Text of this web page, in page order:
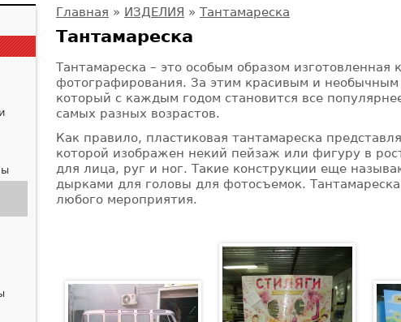
Вы здесь
Главная » ИЗДЕЛИЯ » Тантамареска
Тантамареска
Тантамареска – это особым образом изготовленная
фотографирования. За этим красивым и необычным
который с каждым годом становится все
самых разных возрастов.
Как правило, пластиковая тантамареска
которой изображен некий пейзаж или фигуру в
для лица, руг и ног. Такие конструкции еще
дырками для головы для фотосъемок.
любого мероприятия.